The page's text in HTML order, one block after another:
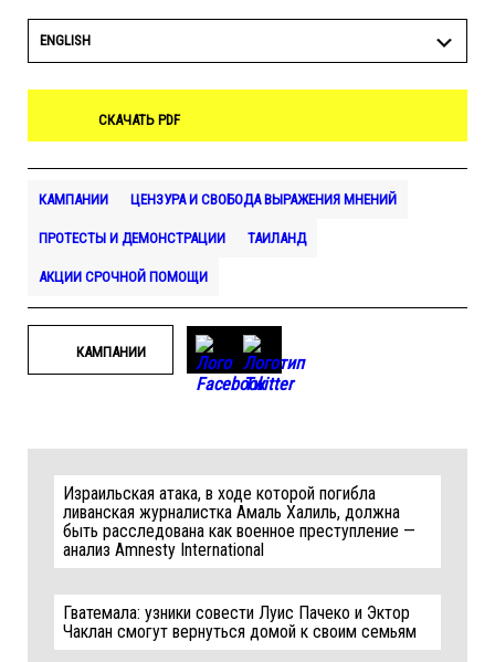
ENGLISH
СКАЧАТЬ PDF
КАМПАНИИ ЦЕНЗУРА И СВОБОДА ВЫРАЖЕНИЯ МНЕНИЙ
ПРОТЕСТЫ И ДЕМОНСТРАЦИИ ТАИЛАНД
АКЦИИ СРОЧНОЙ ПОМОЩИ
КАМПАНИИ
Израильская атака, в ходе которой погибла
ливанская журналистка Амаль Халиль, должна
быть расследована как военное преступление —
анализ Amnesty International
Гватемала: узники совести Луис Пачеко и Эктор
Чаклан смогут вернуться домой к своим семьям